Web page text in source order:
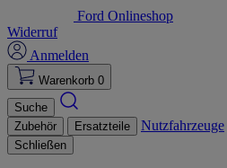
Ford Onlineshop
Widerruf
Anmelden
Warenkorb 0
Suche
Zubehör
Ersatzteile Nutzfahrzeuge
Schließen